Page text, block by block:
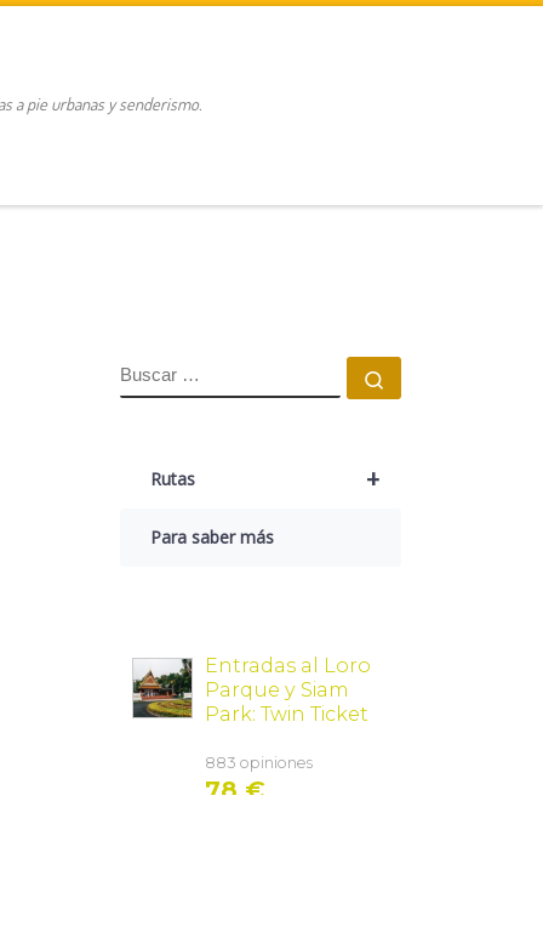
a pie urbanas y senderismo.
BUSCAR
+
Rutas
Para saber más